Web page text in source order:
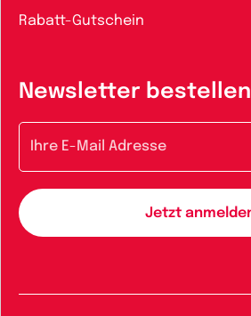
Rabatt-Gutschein
Newsletter bestellen